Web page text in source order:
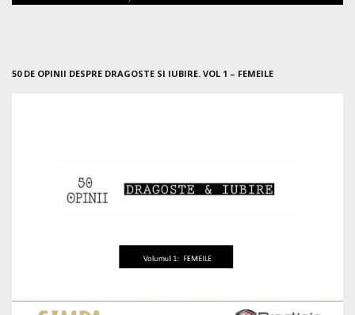
50 DE OPINII DESPRE DRAGOSTE SI IUBIRE. VOL 1 – FEMEILE